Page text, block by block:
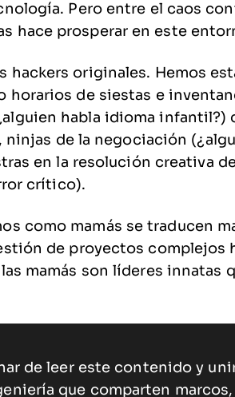
Pero entre el caos
hace prosperar en este
hackers originales. Hemos
horarios de siestas e
habla idioma infantil?)
de la negociación
en la resolución creativa
crítico).
como mamás se traducen
de proyectos complejos
mamás son líderes innatas
de leer este contenido y
que comparten